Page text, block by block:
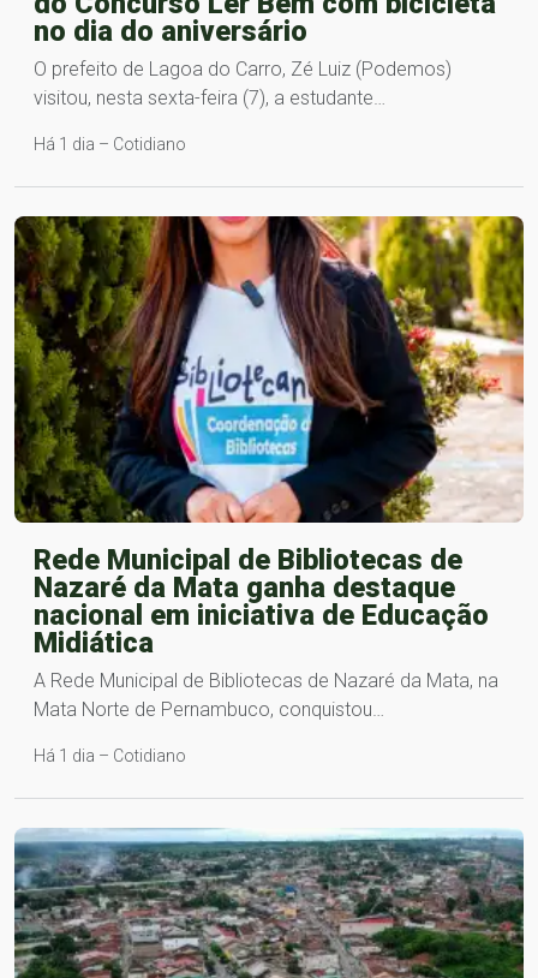
no dia do aniversário
O prefeito de Lagoa do Carro, Zé Luiz (Podemos)
visitou, nesta sexta-feira (7), a estudante…
Há 1 dia – Cotidiano
Rede Municipal de Bibliotecas de
Nazaré da Mata ganha destaque
nacional em iniciativa de Educação
Midiática
A Rede Municipal de Bibliotecas de Nazaré da Mata, na
Mata Norte de Pernambuco, conquistou…
Há 1 dia – Cotidiano